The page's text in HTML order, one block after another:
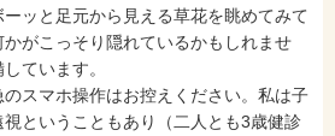
ッと足元から見える草花を眺めてみて
がこっそり隠れているかもしれませ
ています。
スマホ操作はお控えください。私は子
ということもあり（二人とも3歳健診